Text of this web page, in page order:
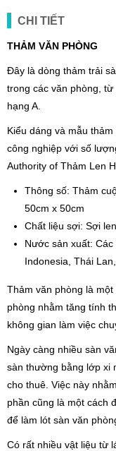
CHI TIẾT
THẢM VĂN PHÒNG
Đây là dòng thảm trải
trong các văn phòng,
hạng A.
Kiểu dáng và mẫu
công nghiệp với số
Authority of Thảm Len
Thông số: Thảm
50cm x 50cm
Chất liệu sợi: Sợi
Nước sản xuất:
Indonesia, Thái
Thảm văn phòng là
phòng nhằm tăng tính
không gian làm việc
Ngày càng nhiều sàn
sàn thường bằng lớp xi
cho thuê. Việc này
phần cũng là một cách
để làm lót sàn văn
Có rất nhiều vật liệu từ